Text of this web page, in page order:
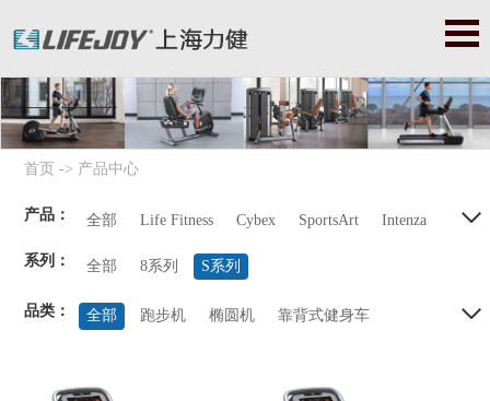
身器|力健健身器材|赛佰斯|赛百斯|Cybex|赛佰斯跑步机|赛佰斯器
械|赛佰斯健身器|赛佰斯健身器材
首页 -> 产品中心
产品： 全部 Life Fitness Cybex SportsArt Intenza
Balanced Body Precor
系列： 全部 8系列 S系列
品类： 全部 跑步机 椭圆机 靠背式健身车